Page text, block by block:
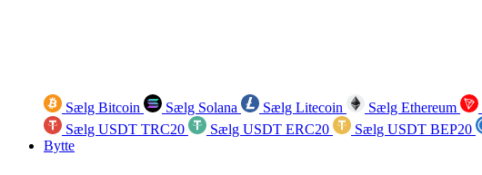
Sælg Bitcoin Sælg Solana Sælg Litecoin Sælg Ethereum
Sælg USDT TRC20
Sælg USDT ERC20 Sælg USDT BEP20
Bytte